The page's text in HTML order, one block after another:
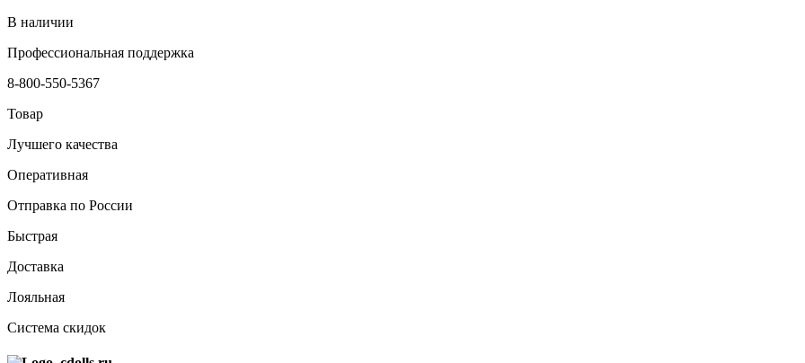
В наличии
Профессиональная поддержка
8-800-550-5367
Товар
Лучшего качества
Оперативная
Отправка по России
Быстрая
Доставка
Лояльная
Система скидок